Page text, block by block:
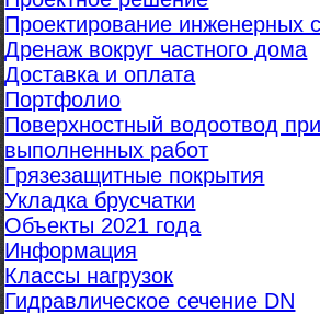
Проектирование инженерных
Дренаж вокруг частного дома
Доставка и оплата
Портфолио
Поверхностный водоотвод
выполненных работ
Грязезащитные покрытия
Укладка брусчатки
Объекты 2021 года
Информация
Классы нагрузок
Гидравлическое сечение DN